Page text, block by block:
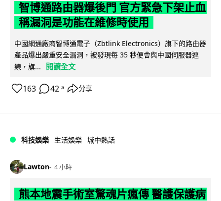
智博通路由器爆後門 官方緊急下架止血
稱漏洞是功能在維修時使用
中國網通廠商智博通電子（Zbtlink Electronics）旗下的路由器
產品爆出嚴重安全漏洞，被發現每 35 秒便會與中國伺服器連
線，旗...
閱讀全文
163 42 ↗ 分享
科技娛樂 生活娛樂 城中熱話
Lawton 4 小時
熊本地震手術室驚魂片瘋傳 醫護保護病